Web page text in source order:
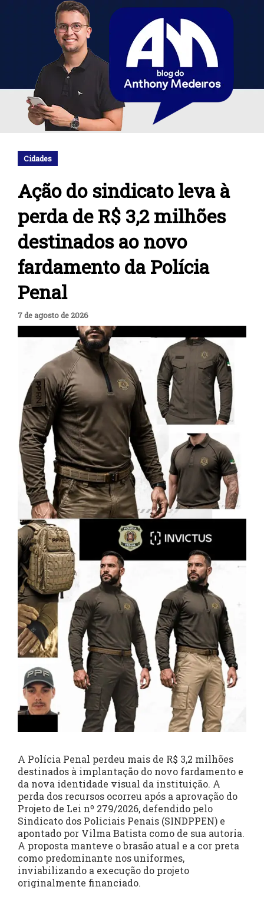
Cidades
Ação do sindicato leva à
perda de R$ 3,2 milhões
destinados ao novo
fardamento da Polícia
Penal
7 de agosto de 2026
A Polícia Penal perdeu mais de R$ 3,2 milhões
destinados à implantação do novo fardamento e
da nova identidade visual da instituição. A
perda dos recursos ocorreu após a aprovação do
Projeto de Lei nº 279/2026, defendido pelo
Sindicato dos Policiais Penais (SINDPPEN) e
apontado por Vilma Batista como de sua autoria.
A proposta manteve o brasão atual e a cor preta
como predominante nos uniformes,
inviabilizando a execução do projeto
originalmente financiado.